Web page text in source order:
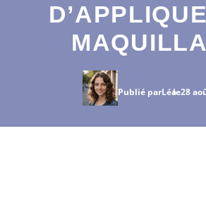
Publié parLéale28